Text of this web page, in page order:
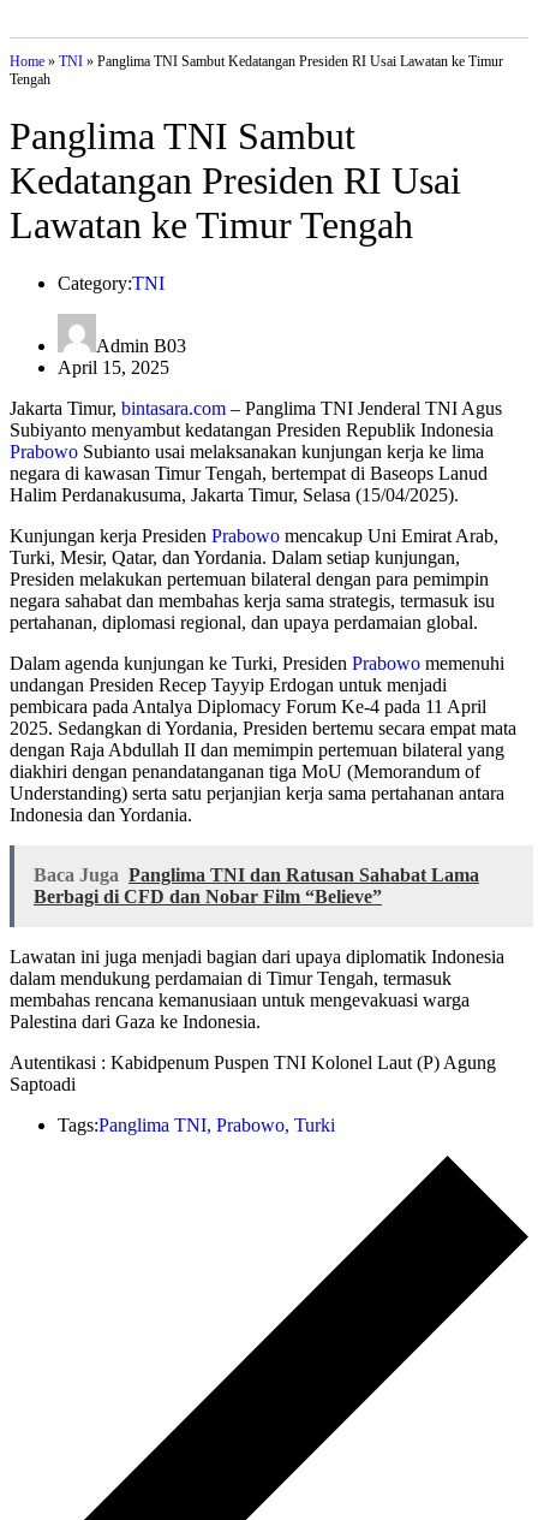
Home » TNI » Panglima TNI Sambut Kedatangan Presiden RI Usai Lawatan ke Timur
Tengah
Panglima TNI Sambut
Kedatangan Presiden RI Usai
Lawatan ke Timur Tengah
Category:TNI
Admin B03
April 15, 2025
Jakarta Timur, bintasara.com – Panglima TNI Jenderal TNI Agus
Subiyanto menyambut kedatangan Presiden Republik Indonesia
Prabowo Subianto usai melaksanakan kunjungan kerja ke lima
negara di kawasan Timur Tengah, bertempat di Baseops Lanud
Halim Perdanakusuma, Jakarta Timur, Selasa (15/04/2025).
Kunjungan kerja Presiden Prabowo mencakup Uni Emirat Arab,
Turki, Mesir, Qatar, dan Yordania. Dalam setiap kunjungan,
Presiden melakukan pertemuan bilateral dengan para pemimpin
negara sahabat dan membahas kerja sama strategis, termasuk isu
pertahanan, diplomasi regional, dan upaya perdamaian global.
Dalam agenda kunjungan ke Turki, Presiden Prabowo memenuhi
undangan Presiden Recep Tayyip Erdogan untuk menjadi
pembicara pada Antalya Diplomacy Forum Ke-4 pada 11 April
2025. Sedangkan di Yordania, Presiden bertemu secara empat mata
dengan Raja Abdullah II dan memimpin pertemuan bilateral yang
diakhiri dengan penandatanganan tiga MoU (Memorandum of
Understanding) serta satu perjanjian kerja sama pertahanan antara
Indonesia dan Yordania.
Baca Juga Panglima TNI dan Ratusan Sahabat Lama
Berbagi di CFD dan Nobar Film “Believe”
Lawatan ini juga menjadi bagian dari upaya diplomatik Indonesia
dalam mendukung perdamaian di Timur Tengah, termasuk
membahas rencana kemanusiaan untuk mengevakuasi warga
Palestina dari Gaza ke Indonesia.
Autentikasi : Kabidpenum Puspen TNI Kolonel Laut (P) Agung
Saptoadi
Tags:Panglima TNI, Prabowo, Turki